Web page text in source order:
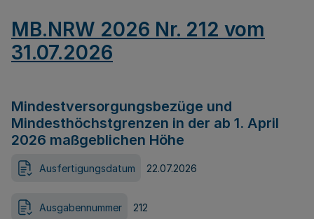
MB.NRW 2026 Nr. 212 vom
31.07.2026
Mindestversorgungsbezüge und
Mindesthöchstgrenzen in der ab 1. April
2026 maßgeblichen Höhe
Ausfertigungsdatum 22.07.2026
Ausgabennummer 212